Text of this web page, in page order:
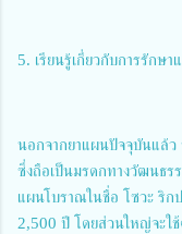
5. เรียนรู้เกี่ยวกับการรักษ
นอกจากยาแผนปัจจุบันแล้ว
ซึ่งถือเป็นมรดกทางวัฒนธร
แผนโบราณในชื่อ โซวะ ริก
2,500 ปี โดยส่วนใหญ่จะใ